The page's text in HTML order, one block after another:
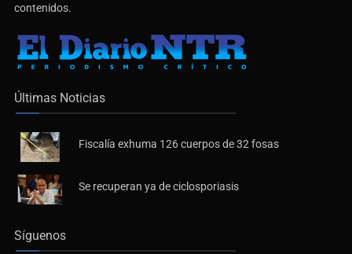
contenidos.
Últimas Noticias
Fiscalía exhuma 126 cuerpos de 32 fosas
Se recuperan ya de ciclosporiasis
Síguenos